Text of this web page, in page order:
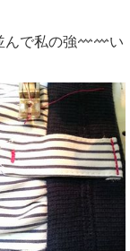
で私の強
い